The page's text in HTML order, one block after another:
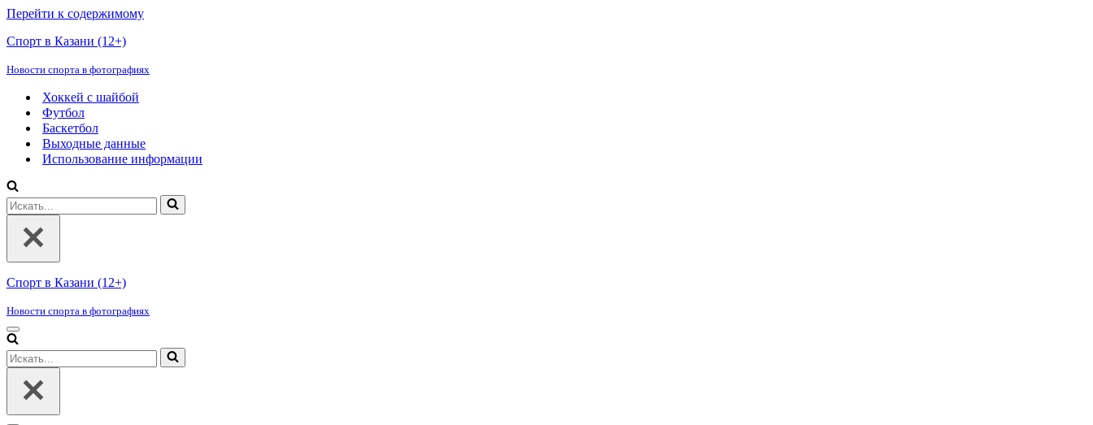
Перейти к содержимому
Спорт в Казани (12+)
Новости спорта в фотографиях
Хоккей с шайбой
Футбол
Баскетбол
Выходные данные
Использование информации
Искать...
Спорт в Казани (12+)
Новости спорта в фотографиях
Меню
навигации
Искать...